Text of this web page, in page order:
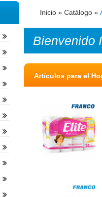
Inicio » Catálogo »
Bienvenido
Artículos para el